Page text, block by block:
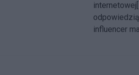
influencer